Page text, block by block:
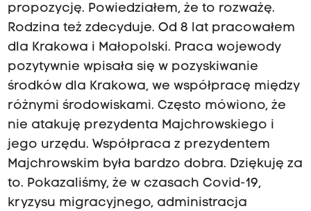
propozycję. Powiedziałem, że to rozważę.
Rodzina też zdecyduje. Od 8 lat pracowałem
dla Krakowa i Małopolski. Praca wojewody
pozytywnie wpisała się w pozyskiwanie
środków dla Krakowa, we współpracę między
różnymi środowiskami. Często mówiono, że
nie atakuję prezydenta Majchrowskiego i
jego urzędu. Współpraca z prezydentem
Majchrowskim była bardzo dobra. Dziękuję za
to. Pokazaliśmy, że w czasach Covid-19,
kryzysu migracyjnego, administracja